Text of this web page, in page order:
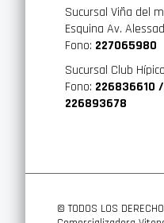
Sucursal Viña del
Esquina Av.
Fono: 227065980
Sucursal Club
Fono: 226836610
226893678
© TODOS LOS